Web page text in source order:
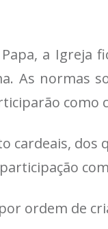
a Igreja
As normas
como
cardeais, dos
ordem de